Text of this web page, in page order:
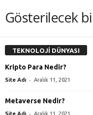
Gösterilecek
TEKNOLOJİ DÜNYASI
Kripto Para Nedir?
Site Adı - Aralık 11, 2021
Metaverse Nedir?
Site Adı - Aralık 11, 2021